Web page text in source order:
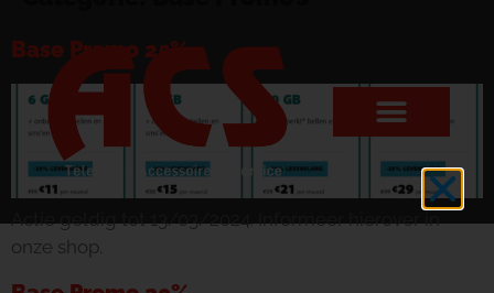
Base Promo 25%
Actie geldig tot 13/03/2024. Informeer hierover in
onze shop.